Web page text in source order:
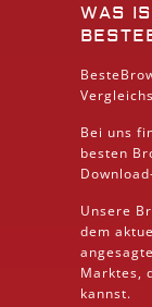
WAS
Bei uns
besten
Download
Unsere
dem
Marktes,
kannst.